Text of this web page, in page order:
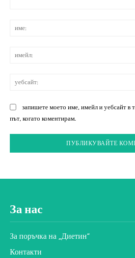
запишете моето име, имейл и уебсайт в
път, когато коментирам.
За нас
За поръчка на „Диетин“
Контакти